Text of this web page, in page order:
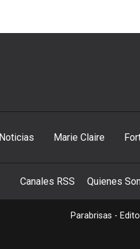
Noticias Marie Claire
Canales RSS Quienes
Parabrisas -